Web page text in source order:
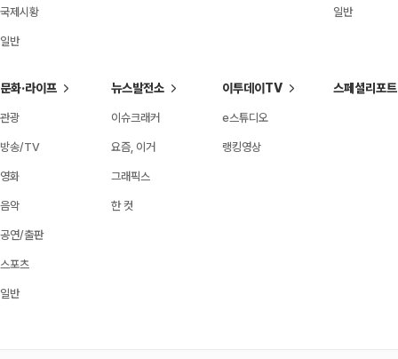
국제시황
일반
일반
문화·라이프
관광
방송/TV
영화
음악
공연/출판
스포츠
일반
뉴스발전소
이슈크래커
요즘, 이거
그래픽스
한 컷
이투데이TV
e스튜디오
랭킹영상
스페셜리포트